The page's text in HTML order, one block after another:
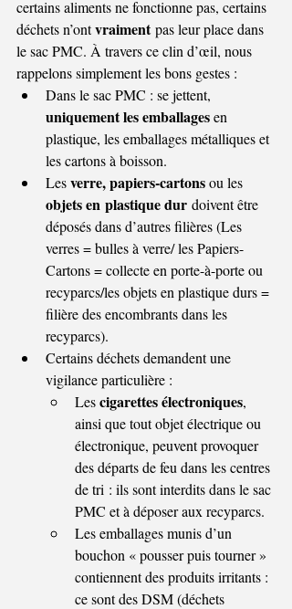
certains aliments ne fonctionne pas, certains
déchets n’ont vraiment pas leur place dans
le sac PMC. À travers ce clin d’œil, nous
rappelons simplement les bons gestes :
Dans le sac PMC : se jettent,
uniquement les emballages en
plastique, les emballages métalliques et
les cartons à boisson.
Les verre, papiers-cartons ou les
objets en plastique dur doivent être
déposés dans d’autres filières (Les
verres = bulles à verre/ les Papiers-
Cartons = collecte en porte-à-porte ou
recyparcs/les objets en plastique durs =
filière des encombrants dans les
recyparcs).
Certains déchets demandent une
vigilance particulière :
Les cigarettes électroniques,
ainsi que tout objet électrique ou
électronique, peuvent provoquer
des départs de feu dans les centres
de tri : ils sont interdits dans le sac
PMC et à déposer aux recyparcs.
Les emballages munis d’un
bouchon « pousser puis tourner »
contiennent des produits irritants :
ce sont des DSM (déchets